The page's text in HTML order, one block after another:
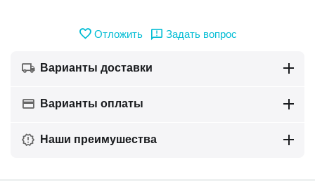
Отложить Задать вопрос
Варианты доставки
Варианты оплаты
Наши преимушества